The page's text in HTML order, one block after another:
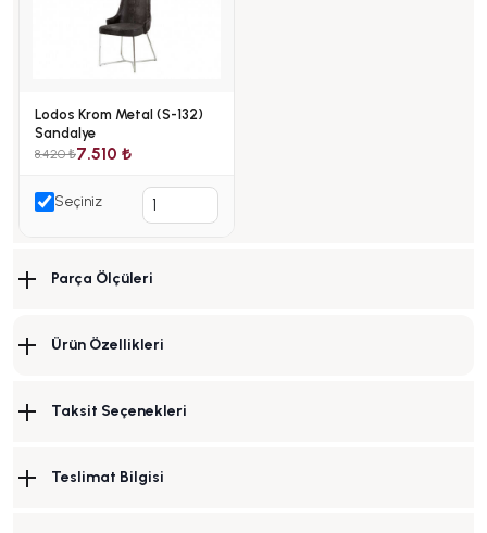
Lodos Krom Metal (S-132)
Sandalye
8.420 ₺7.510 ₺
Seçiniz
Parça Ölçüleri
Ürün Özellikleri
Taksit Seçenekleri
Teslimat Bilgisi